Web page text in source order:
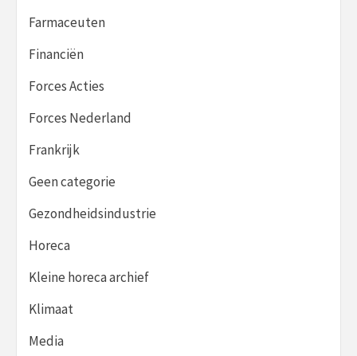
Farmaceuten
Financiën
Forces Acties
Forces Nederland
Frankrijk
Geen categorie
Gezondheidsindustrie
Horeca
Kleine horeca archief
Klimaat
Media